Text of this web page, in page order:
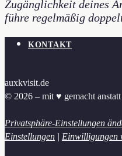
Zugänglichkeit deines
führe regelmäßig
KONTAKT
auxkvisit.de
© 2026 – mit ♥︎ gemacht
Privatsphäre-Einstellungen
Einstellungen | Einwilligungen